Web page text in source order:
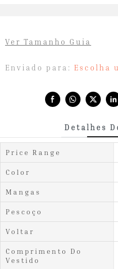
Enviado para: Escolha
Ver Tamanho Guia
Detalhes
Price Range
Color
Mangas
Pescoço
Voltar
Comprimento Do
Vestido